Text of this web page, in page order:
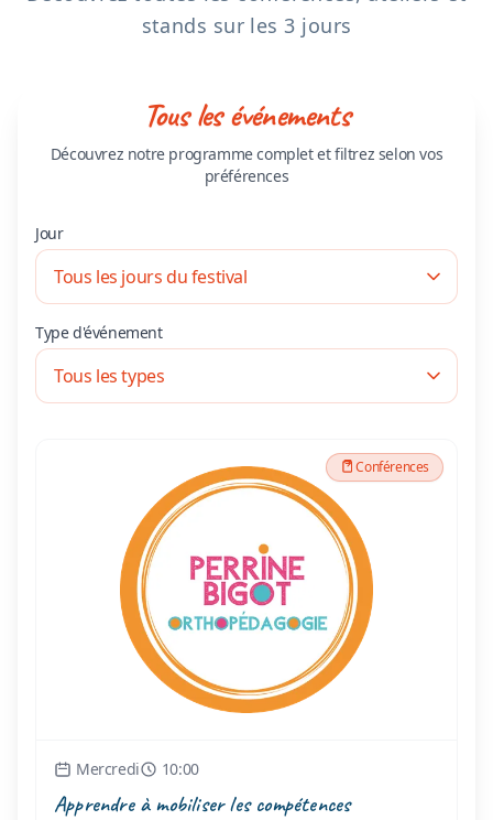
stands sur les 3 jours
Tous les événements
Découvrez notre programme complet et filtrez selon vos
préférences
Jour
Type d'événement
Conférences
Mercredi 10:00
Apprendre à mobiliser les compétences